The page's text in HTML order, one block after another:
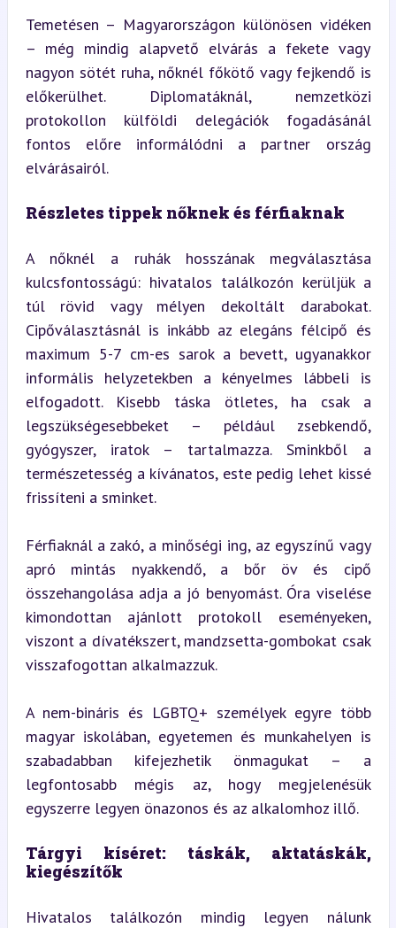
Temetésen – Magyarországon különösen vidéken
– még mindig alapvető elvárás a fekete vagy
nagyon sötét ruha, nőknél főkötő vagy fejkendő is
előkerülhet. Diplomatáknál, nemzetközi
protokollon külföldi delegációk fogadásánál
fontos előre informálódni a partner ország
elvárásairól.
Részletes tippek nőknek és férfiaknak
A nőknél a ruhák hosszának megválasztása
kulcsfontosságú: hivatalos találkozón kerüljük a
túl rövid vagy mélyen dekoltált darabokat.
Cipőválasztásnál is inkább az elegáns félcipő és
maximum 5-7 cm-es sarok a bevett, ugyanakkor
informális helyzetekben a kényelmes lábbeli is
elfogadott. Kisebb táska ötletes, ha csak a
legszükségesebbeket – például zsebkendő,
gyógyszer, iratok – tartalmazza. Sminkből a
természetesség a kívánatos, este pedig lehet kissé
frissíteni a sminket.
Férfiaknál a zakó, a minőségi ing, az egyszínű vagy
apró mintás nyakkendő, a bőr öv és cipő
összehangolása adja a jó benyomást. Óra viselése
kimondottan ajánlott protokoll eseményeken,
viszont a dívatékszert, mandzsetta-gombokat csak
visszafogottan alkalmazzuk.
A nem-bináris és LGBTQ+ személyek egyre több
magyar iskolában, egyetemen és munkahelyen is
szabadabban kifejezhetik önmagukat – a
legfontosabb mégis az, hogy megjelenésük
egyszerre legyen önazonos és az alkalomhoz illő.
Tárgyi kíséret: táskák, aktatáskák,
kiegészítők
Hivatalos találkozón mindig legyen nálunk